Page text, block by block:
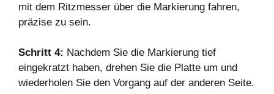
mit dem Ritzmesser über die Markierung fahren,
präzise zu sein.
Schritt 4: Nachdem Sie die Markierung tief
eingekratzt haben, drehen Sie die Platte um und
wiederholen Sie den Vorgang auf der anderen Seite.